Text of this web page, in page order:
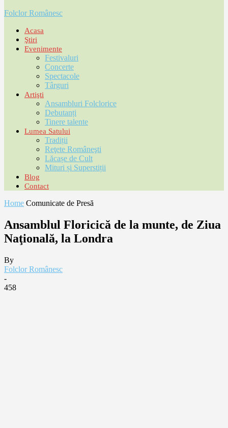
Folclor Românesc
Acasa
Ştiri
Evenimente
Festivaluri
Concerte
Spectacole
Târguri
Artişti
Ansambluri Folclorice
Debutanți
Tinere talente
Lumea Satului
Tradiții
Reţete Româneşti
Lăcașe de Cult
Mituri și Superstiții
Blog
Contact
Home Comunicate de Presă
Ansamblul Floricică de la munte, de Ziua
Naţională, la Londra
By
Folclor Românesc
-
458